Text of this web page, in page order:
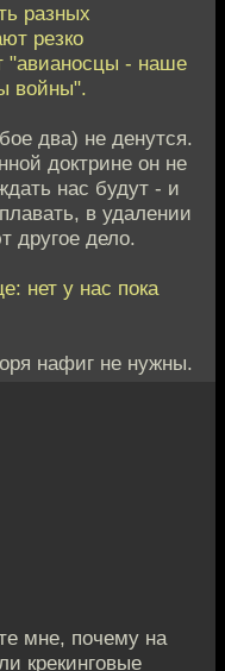
разных
резко
"авианосцы - наше
войны".
два) не денутся.
доктрине он не
нас будут - и
в удалении
другое дело.
нет у нас пока
нафиг не нужны.
мне, почему на
крекинговые